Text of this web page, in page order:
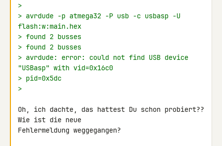
>
> avrdude -p atmega32 -P usb -c usbasp -U
flash:w:main.hex
> found 2 busses
> found 2 busses
> avrdude: error: could not find USB device
"USBasp" with vid=0x16c0
> pid=0x5dc
>
Oh, ich dachte, das hattest Du schon probiert??
Wie ist die neue
Fehlermeldung weggegangen?